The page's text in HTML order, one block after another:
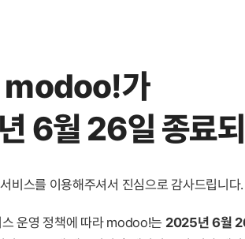
modoo!가
6월 26일 종료
비스를 이용해주셔서 진심으로 감사드립니다.
스 운영 정책에 따라 modoo!는 2025년 6월